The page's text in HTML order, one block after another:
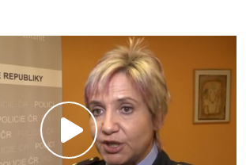
Přehrát